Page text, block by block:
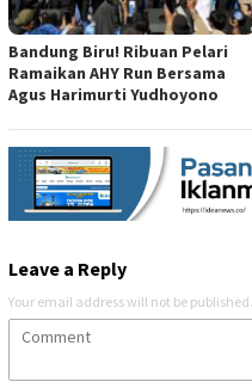
Bandung Biru! Ribuan Pelari
Ramaikan AHY Run Bersama
Agus Harimurti Yudhoyono
Leave a Reply
Your email address will not be published.